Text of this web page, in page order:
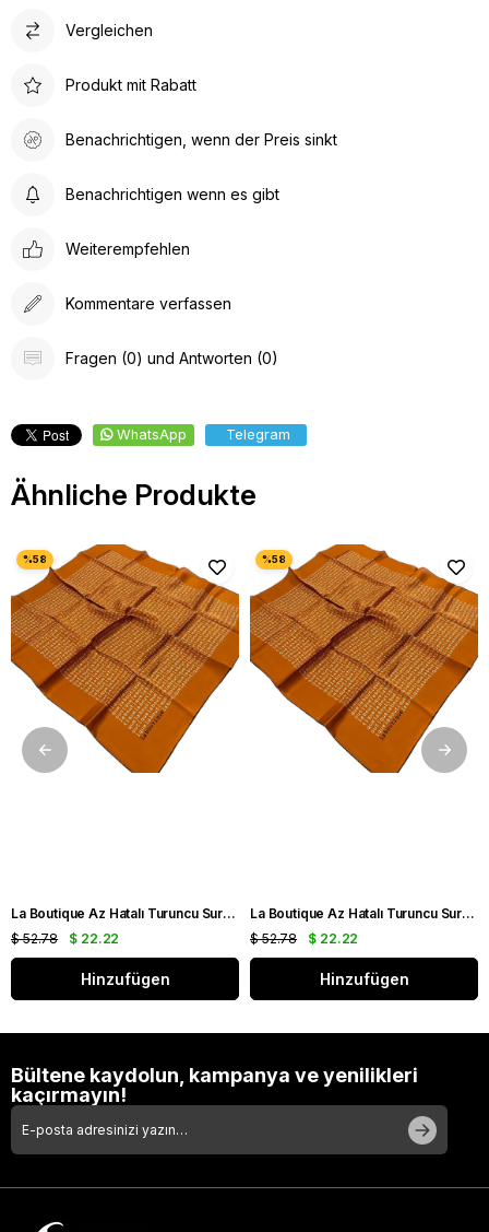
Vergleichen
Produkt mit Rabatt
Benachrichtigen, wenn der Preis sinkt
Benachrichtigen wenn es gibt
Weiterempfehlen
Kommentare verfassen
Fragen (0) und Antworten (0)
WhatsApp Telegram
Ähnliche Produkte
La Boutique Az Hatalı Turuncu Sura İpek Eşarp 24860
$ 22.22
$ 52.78
Hinzufügen
La Boutique Az Hatalı Turuncu Sura İpek Eşarp 24859
$ 22.22
$ 52.78
Hinzufügen
Bültene kaydolun, kampanya ve yenilikleri
kaçırmayın!